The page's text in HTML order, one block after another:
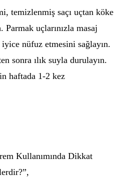
temizlenmiş saçı uçtan köke
uçlarınızla masaj
iyice nüfuz etmesini sağlayın.
sonra ılık suyla durulayın.
haftada 1-2 kez
Kullanımında Dikkat